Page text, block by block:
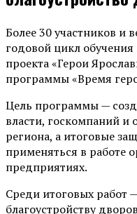
Более 30 участников и
годовой цикл
проекта «Герои
программы «Время
Цель программы —
власти, госкомпаний и
региона, а итоговые
применяться в работе
предприятиях.
Среди итоговых работ
благоустройству